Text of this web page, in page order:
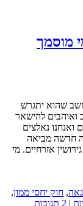
מוסמך
שהוא יתגרש
ואוהבים להישאר
נאלצים
חדשה מביאה
אזרחיים. מי
גאה, חוק יחסי ממון,
| 2 תגובות